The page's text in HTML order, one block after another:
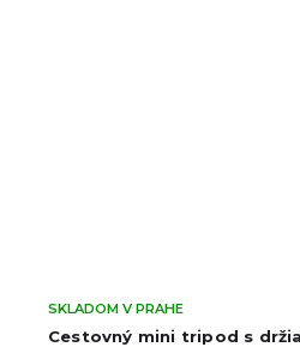
na telefón Celeb